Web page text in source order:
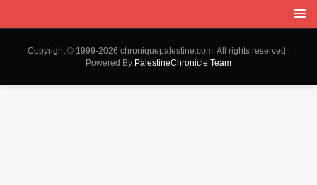
Copyright © 1999-2026 chroniquepalestine.com. All rights reserved |
Powered By PalestineChronicle Team